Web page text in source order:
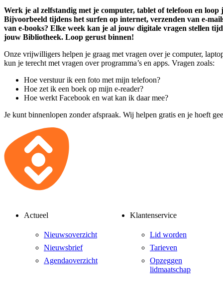
Werk je al zelfstandig met je computer, tablet of telefoon en loop
Bijvoorbeeld tijdens het surfen op internet, verzenden van e-
van e-books? Elke week kan je al jouw digitale vragen stellen
jouw Bibliotheek. Loop gerust binnen!
Onze vrijwilligers helpen je graag met vragen over je computer,
kun je terecht met vragen over programma’s en apps. Vragen zoals:
Hoe verstuur ik een foto met mijn telefoon?
Hoe zet ik een boek op mijn e-reader?
Hoe werkt Facebook en wat kan ik daar mee?
Je kunt binnenlopen zonder afspraak. Wij helpen gratis en je hoeft
Actueel
Nieuwsoverzicht
Nieuwsbrief
Agendaoverzicht
Klantenservice
Lid worden
Tarieven
Opzeggen
lidmaatschap